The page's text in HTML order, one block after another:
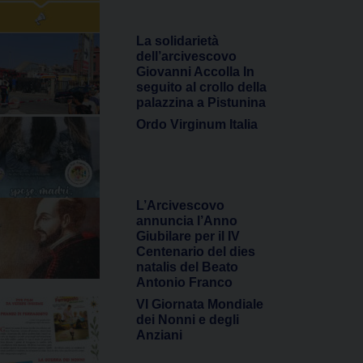
La solidarietà
dell’arcivescovo
Giovanni Accolla In
seguito al crollo della
palazzina a Pistunina
Ordo Virginum Italia
L’Arcivescovo
annuncia l’Anno
Giubilare per il IV
Centenario del dies
natalis del Beato
Antonio Franco
VI Giornata Mondiale
dei Nonni e degli
Anziani